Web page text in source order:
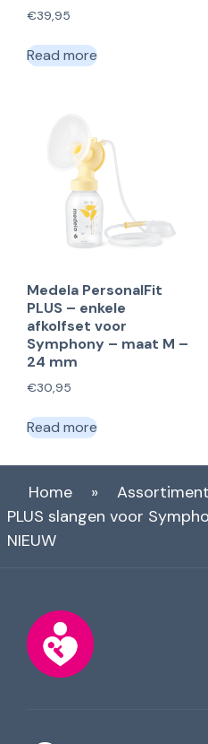
€39,95
Read more
Medela PersonalFit
PLUS – enkele
afkolfset voor
Symphony – maat M –
24 mm
€30,95
Read more
Home » Assortiment
PLUS slangen voor
NIEUW